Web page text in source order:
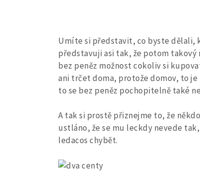
Umíte si představit, co byste dělali,
představuji asi tak, že potom takový
bez peněz možnost cokoliv si
ani trčet doma, protože domov, to
to se bez peněz pochopitelně také
A tak si prostě přiznejme to, že
ustláno, že se mu leckdy nevede
ledacos chybět.